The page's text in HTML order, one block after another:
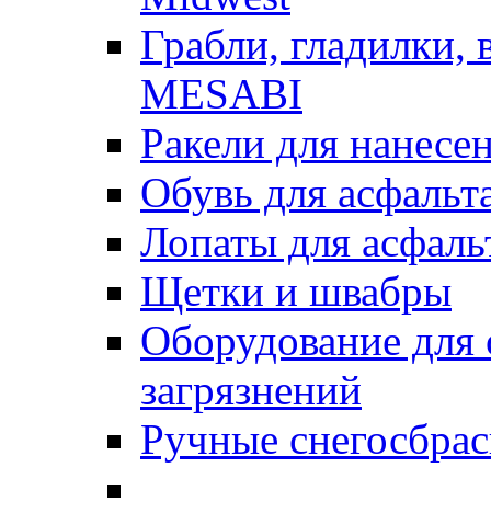
Грабли, гладилки,
MESABI
Ракели для
Обувь для
Лопаты для
Щетки и швабры
Оборудование для
загрязнений
Ручные